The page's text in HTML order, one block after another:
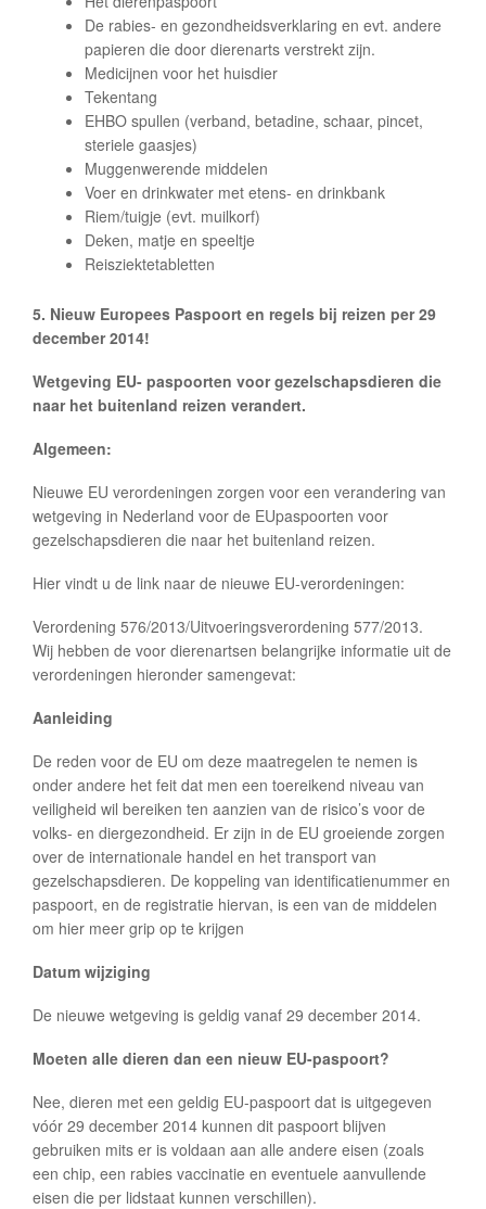
De rabies- en gezondheidsverklaring en evt. andere
papieren die door dierenarts verstrekt zijn.
Medicijnen voor het huisdier
Tekentang
EHBO spullen (verband, betadine, schaar, pincet,
steriele gaasjes)
Muggenwerende middelen
Voer en drinkwater met etens- en drinkbank
Riem/tuigje (evt. muilkorf)
Deken, matje en speeltje
Reisziektetabletten
5. Nieuw Europees Paspoort en regels bij reizen per 29
december 2014!
Wetgeving EU- paspoorten voor gezelschapsdieren die
naar het buitenland reizen verandert.
Algemeen:
Nieuwe EU verordeningen zorgen voor een verandering van
wetgeving in Nederland voor de EUpaspoorten voor
gezelschapsdieren die naar het buitenland reizen.
Hier vindt u de link naar de nieuwe EU-verordeningen:
Verordening 576/2013/Uitvoeringsverordening 577/2013.
Wij hebben de voor dierenartsen belangrijke informatie uit de
verordeningen hieronder samengevat:
Aanleiding
De reden voor de EU om deze maatregelen te nemen is
onder andere het feit dat men een toereikend niveau van
veiligheid wil bereiken ten aanzien van de risico’s voor de
volks- en diergezondheid. Er zijn in de EU groeiende zorgen
over de internationale handel en het transport van
gezelschapsdieren. De koppeling van identificatienummer en
paspoort, en de registratie hiervan, is een van de middelen
om hier meer grip op te krijgen
Datum wijziging
De nieuwe wetgeving is geldig vanaf 29 december 2014.
Moeten alle dieren dan een nieuw EU-paspoort?
Nee, dieren met een geldig EU-paspoort dat is uitgegeven
vóór 29 december 2014 kunnen dit paspoort blijven
gebruiken mits er is voldaan aan alle andere eisen (zoals
een chip, een rabies vaccinatie en eventuele aanvullende
eisen die per lidstaat kunnen verschillen).